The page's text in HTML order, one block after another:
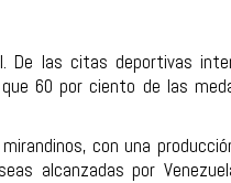
las citas deportivas
60 por ciento de las
con una
alcanzadas por